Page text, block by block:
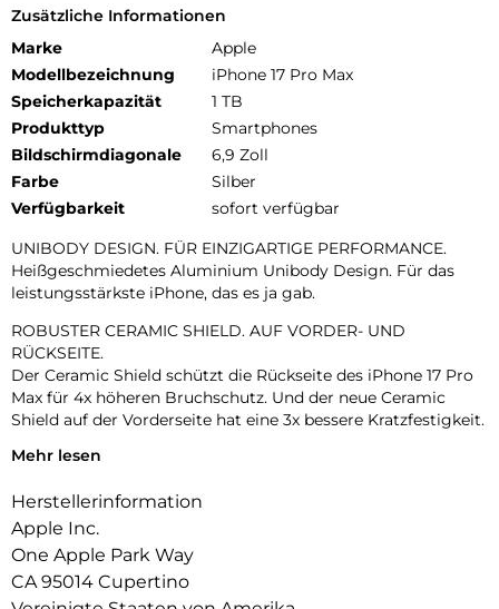
Zusätzliche Informationen
Marke
Apple
Modellbezeichnung
iPhone 17 Pro Max
Speicherkapazität
1 TB
Produkttyp
Smartphones
Bildschirmdiagonale
6,9 Zoll
Farbe
Silber
Verfügbarkeit
sofort verfügbar
UNIBODY DESIGN. FÜR EINZIGARTIGE PERFORMANCE.
Heißgeschmiedetes Aluminium Unibody Design. Für das
leistungsstärkste iPhone, das es ja gab.
ROBUSTER CERAMIC SHIELD. AUF VORDER- UND
RÜCKSEITE.
Der Ceramic Shield schützt die Rückseite des iPhone 17 Pro
Max für 4x höheren Bruchschutz. Und der neue Ceramic
Shield auf der Vorderseite hat eine 3x bessere Kratzfestigkeit.
DAS ULTIMATIVE PRO KAMERA-SYSTEM.
dem größten Zoombereich, den es je bei einem iPhone gab.
Das ist wie 8 Pro Objektive in deiner Hosentasche.
18MP CENTER STAGE FRONTKAMERA.
Flexible Bildausschnitte. Smarte Gruppenselfies, Videos mit
Mehr lesen
Herstellerinformation
Apple Inc.
One Apple Park Way
CA 95014 Cupertino